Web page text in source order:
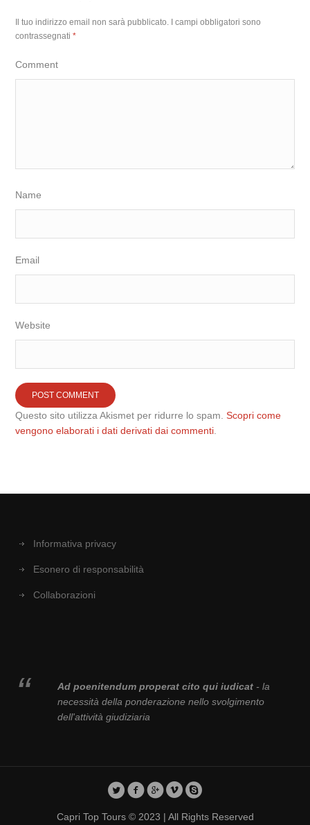
Il tuo indirizzo email non sarà pubblicato.
I campi obbligatori sono
contrassegnati*
Comment
Name
Email
Website
Questo sito utilizza Akismet per ridurre lo spam.Scopri come
vengono elaborati i dati derivati dai commenti
Informativa privacy
Esonero di responsabilità
Collaborazioni
Ad poenitendum properat cito qui iudicat- la
necessità della ponderazione nello svolgimento
dell'attività giudiziaria
Capri Top Tours © 2023 | All Rights Reserved